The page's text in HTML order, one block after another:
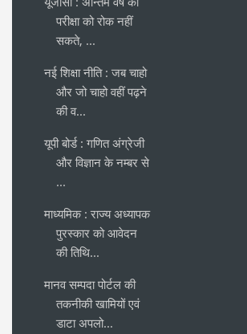
परीक्षा को रोक नहीं
सकते, ...
नई शिक्षा नीति : जब चाहो
और जो चाहो वहीं पढ़ने
की व...
यूपी बोर्ड : गणित अंग्रेजी
और विज्ञान के नम्बर से
...
माध्यमिक : राज्य अध्यापक
पुरस्कार को आवेदन
की तिथि...
मानव सम्पदा पोर्टल की
तकनीकी खामियों एवं
डाटा अपलो...